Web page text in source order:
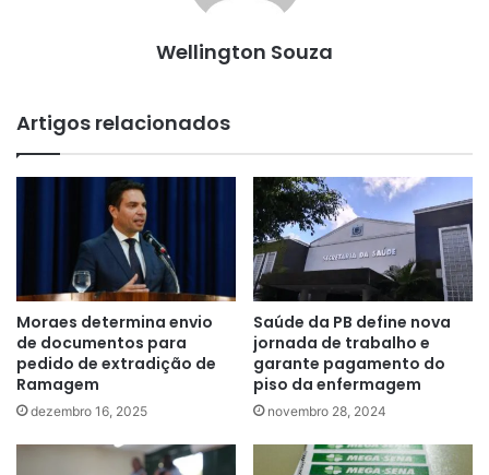
Wellington Souza
Artigos relacionados
Moraes determina envio
de documentos para
pedido de extradição de
Ramagem
dezembro 16, 2025
Saúde da PB define nova
jornada de trabalho e
garante pagamento do
piso da enfermagem
novembro 28, 2024